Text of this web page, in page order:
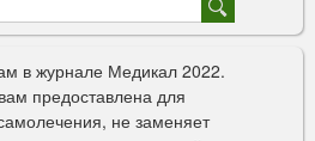
в журнале Медикал 2022.
предоставлена для
не заменяет